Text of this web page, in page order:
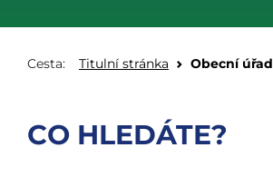
Cesta: Titulní stránka Obecní úřad
CO HLEDÁTE?